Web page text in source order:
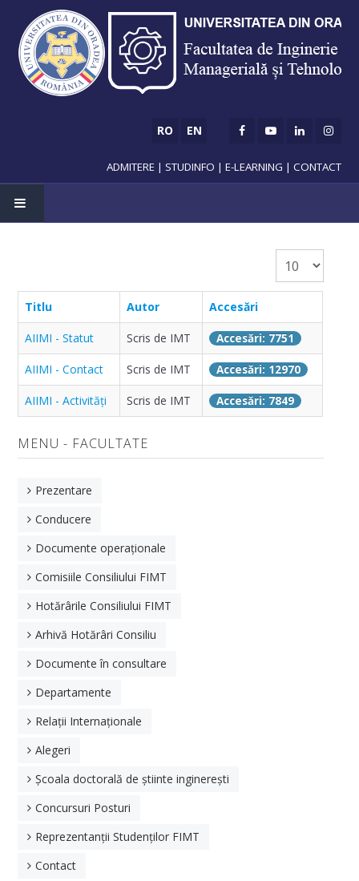
RO EN
ADMITERE | STUDINFO | E-LEARNING | CONTACT
NOUTĂȚI
FACULTATE
Prezentarea facultății
Conducere
Documente operaționale
Departamentul de Inginerie și Management
Departamentul de Robotică și Mecatronică
Departamentul de Inginerie Mecanică și Autovehicule
Relații Internaționale
Alegeri academice
Afișare #
Titlu Autor Accesări
AIIMI - Statut Scris de IMT Accesări: 7751
AIIMI - Contact Scris de IMT Accesări: 12970
AIIMI - Activități Scris de IMT Accesări: 7849
MENU - FACULTATE
Prezentare
Conducere
Documente operaționale
Comisiile Consiliului FIMT
Hotărârile Consiliului FIMT
Arhivă Hotărâri Consiliu
Documente în consultare
Departamente
Relații Internaționale
Alegeri
Școala doctorală de știinte inginerești
Concursuri Posturi
Reprezentanții Studenților FIMT
Contact